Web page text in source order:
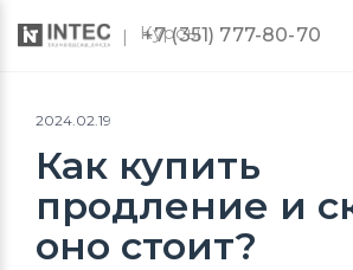
Курсы
+7 (351) 777-80-70
2024.02.19
Как купить
продление и
оно стоит?